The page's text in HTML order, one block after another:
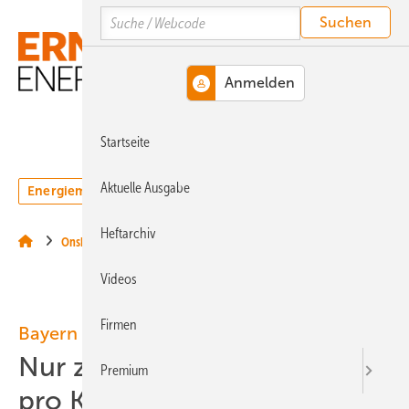
Hauptinhalt
Hauptmenü
SiteSearch
Energiemarkt Technologie
Onshore-Wind
Bayern
Nur zwei bis drei Turbinen
pro Kommune
Search
Startseite
Aktuelle Ausgabe
Heftarchiv
Videos
Firmen
Premium